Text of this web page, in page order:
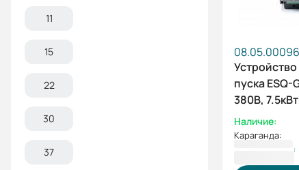
11
15
22
30
37
пуска ESQ-
380В,
контактор)
Наличие:
Караганда: